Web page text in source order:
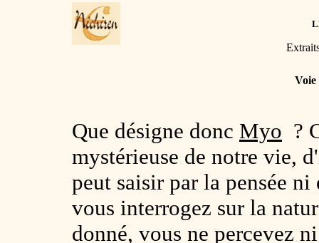
Voie
Que désigne donc Myo ?
mystérieuse de notre vie,
peut saisir par la pensée
vous interrogez sur la
donné, vous ne percevez